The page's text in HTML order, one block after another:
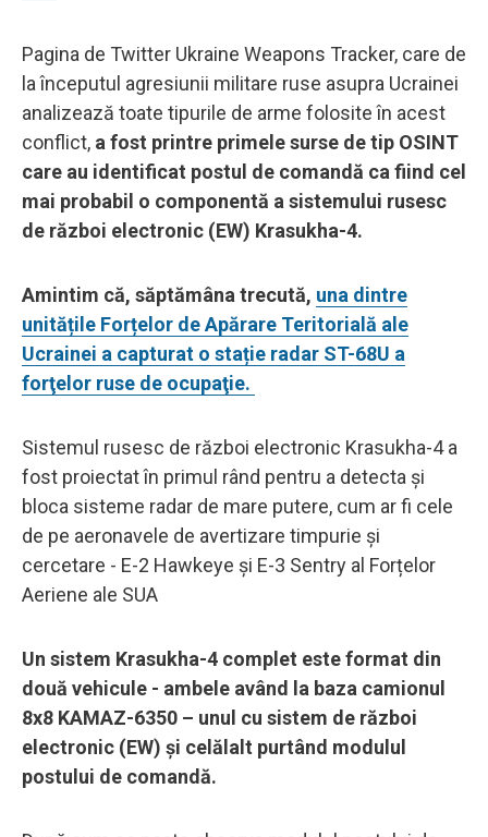
Pagina de Twitter Ukraine Weapons Tracker, care de
la începutul agresiunii militare ruse asupra Ucrainei
analizează toate tipurile de arme folosite în acest
conflict, a fost printre primele surse de tip OSINT
care au identificat postul de comandă ca fiind cel
mai probabil o componentă a sistemului rusesc
de război electronic (EW) Krasukha-4.
Amintim că, săptămâna trecută, una dintre
unitățile Forțelor de Apărare Teritorială ale
Ucrainei a capturat o stație radar ST-68U a
forţelor ruse de ocupaţie.
Sistemul rusesc de război electronic Krasukha-4 a
fost proiectat în primul rând pentru a detecta și
bloca sisteme radar de mare putere, cum ar fi cele
de pe aeronavele de avertizare timpurie şi
cercetare - E-2 Hawkeye și E-3 Sentry al Forțelor
Aeriene ale SUA
Un sistem Krasukha-4 complet este format din
două vehicule - ambele având la baza camionul
8x8 KAMAZ-6350 – unul cu sistem de război
electronic (EW) și celălalt purtând modulul
postului de comandă.